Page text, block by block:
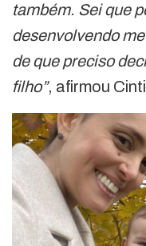
também. Sei que
desenvolvendo
de que preciso
filho”, afirmou